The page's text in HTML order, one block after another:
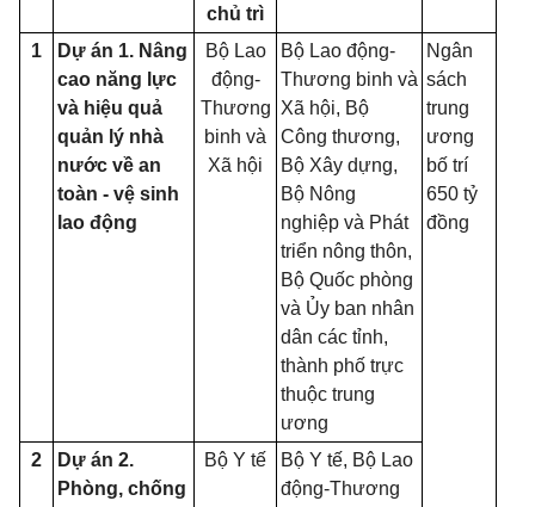
chủ trì
1
Dự án 1. Nâng
cao năng lực
và hiệu quả
quản lý nhà
nước về an
toàn - vệ sinh
lao động
Bộ Lao
động-
Thương
binh và
Xã hội
Bộ Lao động-
Thương binh và
Xã hội, Bộ
Công thương,
Bộ Xây dựng,
Bộ Nông
nghiệp và Phát
triển nông thôn,
Bộ Quốc phòng
và Ủy ban nhân
dân các tỉnh,
thành phố trực
thuộc trung
ương
Ngân
sách
trung
ương
bố trí
650 tỷ
đồng
2
Dự án 2.
Phòng, chống
Bộ Y tế
Bộ Y tế, Bộ Lao
động-Thương